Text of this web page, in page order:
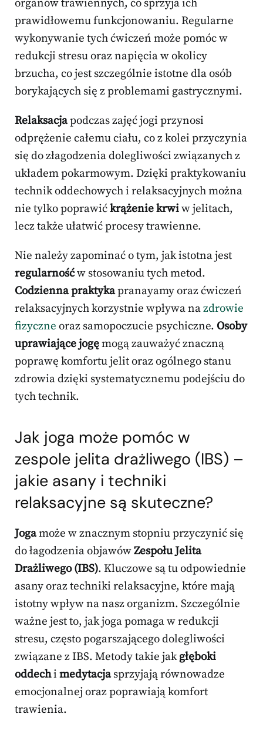
organów trawiennych, co sprzyja ich
prawidłowemu funkcjonowaniu. Regularne
wykonywanie tych ćwiczeń może pomóc w
redukcji stresu oraz napięcia w okolicy
brzucha, co jest szczególnie istotne dla osób
borykających się z problemami gastrycznymi.
Relaksacjapodczas zajęć jogi przynosi
odprężenie całemu ciału, co z kolei przyczynia
się do złagodzenia dolegliwości związanych z
układem pokarmowym. Dzięki praktykowaniu
technik oddechowych i relaksacyjnych można
nie tylko poprawićkrążenie krwiw jelitach,
lecz także ułatwić procesy trawienne.
Nie należy zapominać o tym, jak istotna jest
regularnośćw stosowaniu tych metod.
Codzienna praktykapranayamy oraz ćwiczeń
relaksacyjnych korzystnie wpływa nazdrowie
fizyczne oraz samopoczucie psychiczne. Osoby
uprawiające jogęmogą zauważyć znaczną
poprawę komfortu jelit oraz ogólnego stanu
zdrowia dzięki systematycznemu podejściu do
tych technik.
Jak joga może pomóc w
zespole jelita drażliwego (IBS) –
jakie asany i techniki
relaksacyjne są skuteczne?
Jogamoże w znacznym stopniu przyczynić się
do łagodzenia objawówZespołu Jelita
Drażliwego (IBS). Kluczowe są tu odpowiednie
asany oraz techniki relaksacyjne, które mają
istotny wpływ na nasz organizm. Szczególnie
ważne jest to, jak joga pomaga w redukcji
stresu, często pogarszającego dolegliwości
związane z IBS. Metody takie jakgłęboki
oddechi medytacjasprzyjają równowadze
emocjonalnej oraz poprawiają komfort
trawienia.